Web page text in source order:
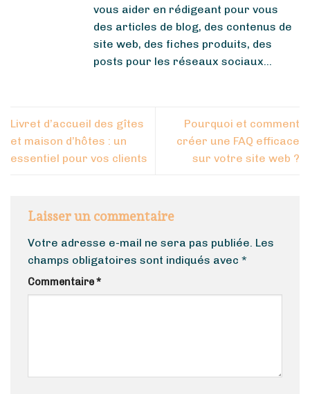
vous aider en rédigeant pour vous
des articles de blog, des contenus de
site web, des fiches produits, des
posts pour les réseaux sociaux…
Livret d’accueil des gîtes
et maison d’hôtes : un
essentiel pour vos clients
Pourquoi et comment
créer une FAQ efficace
sur votre site web ?
Laisser un commentaire
Votre adresse e-mail ne sera pas publiée. Les
champs obligatoires sont indiqués avec *
Commentaire*